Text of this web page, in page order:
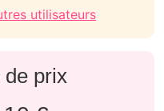
utilisateurs
de prix